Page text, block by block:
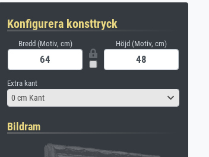
Konfigurera konsttryck
Bredd (Motiv, cm) Höjd (Motiv, cm)
Extra kant
0 cm Kant
Bildram